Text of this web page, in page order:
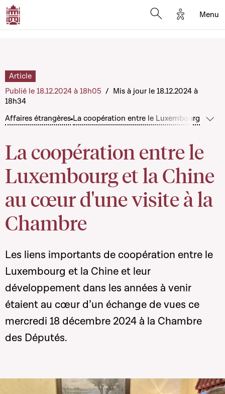
Options
Menu
Affaires étrangères La coopération entre le Luxembourg et la
La coopération entre le
Luxembourg et la Chine
au cœur d'une visite à la
Chambre
Article
Publié le 18.12.2024 à 18h05 / Mis à jour le 18.12.2024 à
18h34
Les liens importants de coopération entre le
Luxembourg et la Chine et leur
développement dans les années à venir
étaient au cœur d’un échange de vues ce
mercredi 18 décembre 2024 à la Chambre
des Députés.